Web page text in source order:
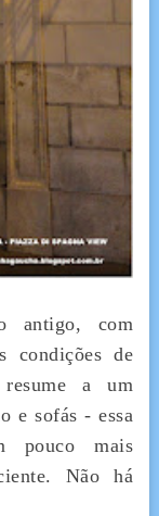
antigo, com
condições de
a um
e sofás - essa
pouco mais
Não há